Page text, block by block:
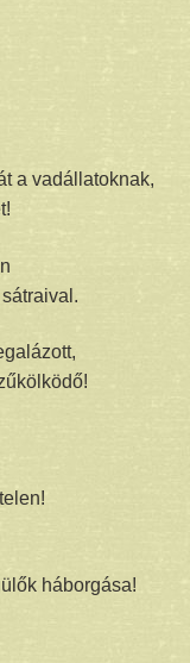
a vadállatoknak,
háborgása!